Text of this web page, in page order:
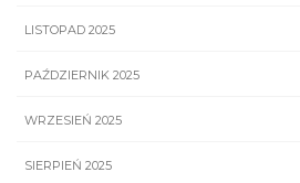
LISTOPAD 2025
PAŹDZIERNIK 2025
WRZESIEŃ 2025
SIERPIEŃ 2025